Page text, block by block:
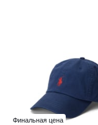
Финальная цена